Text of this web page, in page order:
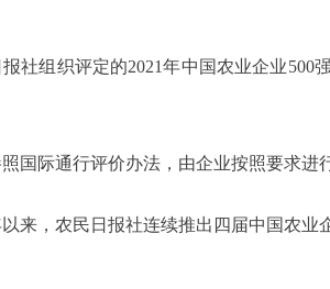
社组织评定的2021年中国农业企业
国际通行评价办法，由企业按照要求进
来，农民日报社连续推出四届中国农